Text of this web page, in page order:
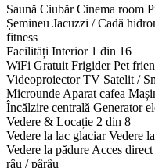
Saună Ciubăr Cinema room
Șemineu Jacuzzi / Cadă
fitness
Facilități Interior 1 din 16
WiFi Gratuit Frigider Pet
Videoproiector TV Satelit /
Microunde Aparat cafea
Încălzire centrală Generator
Vedere & Locație 2 din 8
Vedere la lac glaciar Vedere
Vedere la pădure Acces direct
râu / pârâu